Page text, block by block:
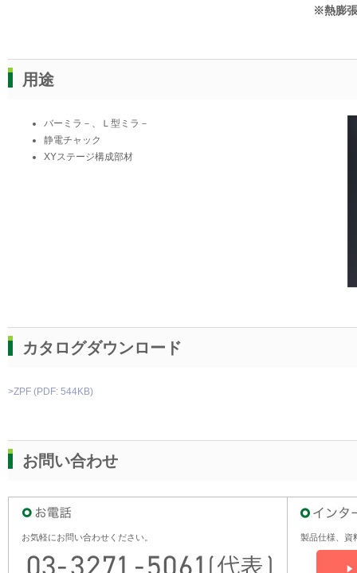
※熱膨
用途
バーミラ－、Ｌ型ミラ－
静電チャック
XYステージ構成部材
カタログダウンロード
>ZPF (PDF: 544KB)
お問い合わせ
お気軽にお問い合わせください。 製品仕様、資